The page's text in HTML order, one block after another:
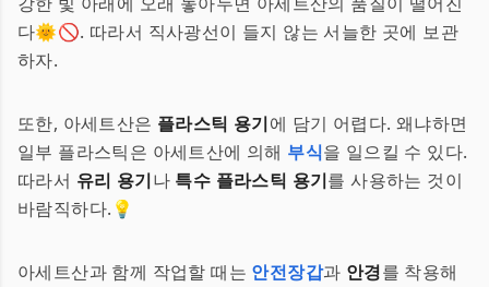
다🌞🚫. 따라서 직사광선이 들지 않는 서늘한 곳에 보관
하자.
또한, 아세트산은 플라스틱 용기에 담기 어렵다. 왜냐하면
일부 플라스틱은 아세트산에 의해 부식을 일으킬 수 있다.
따라서 유리 용기나 특수 플라스틱 용기를 사용하는 것이
바람직하다.💡
아세트산과 함께 작업할 때는 안전장갑과 안경를 착용해